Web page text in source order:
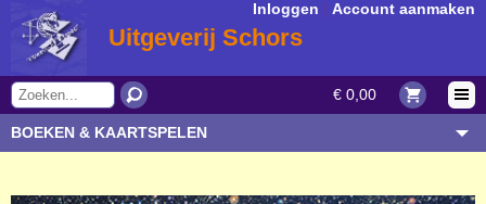
€ 0,00
Inloggen Account aanmaken
Uitgeverij Schors
BOEKEN & KAARTSPELEN